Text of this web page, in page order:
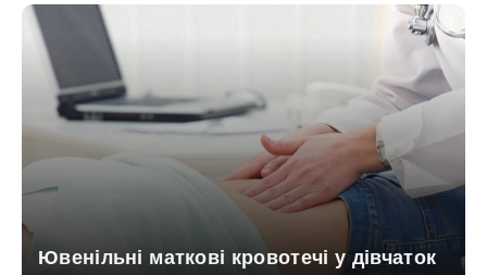
Ювенільні маткові кровотечі у дівчаток